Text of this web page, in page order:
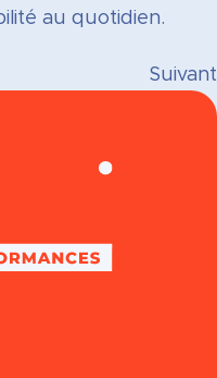
au quotidien.
Suivant